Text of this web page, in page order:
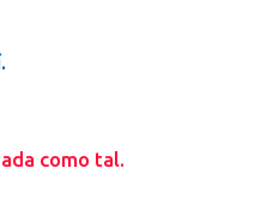
.
como tal.